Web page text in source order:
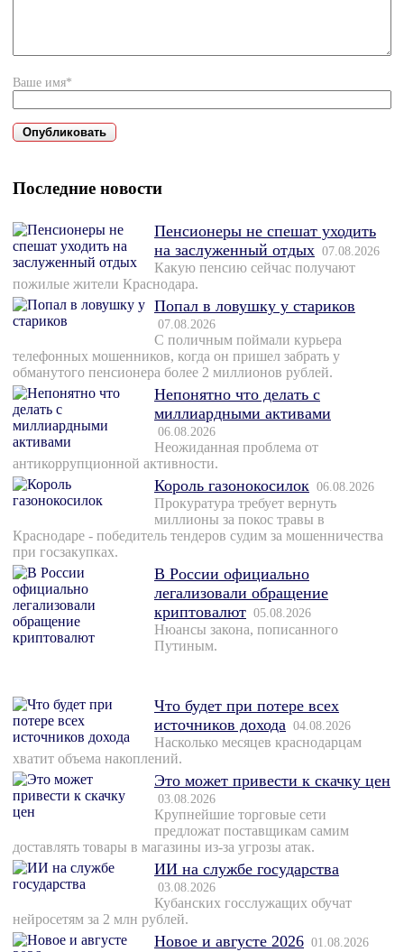
Ваше имя*
Последние новости
Пенсионеры не спешат уходить
на заслуженный отдых 07.08.2026
Какую пенсию сейчас получают
пожилые жители Краснодара.
Попал в ловушку у стариков
07.08.2026
С поличным поймали курьера
телефонных мошенников, когда он пришел забрать у
обманутого пенсионера более 2 миллионов рублей.
Непонятно что делать с
миллиардными активами
06.08.2026
Неожиданная проблема от
антикоррупционной активности.
Король газонокосилок 06.08.2026
Прокуратура требует вернуть
миллионы за покос травы в
Краснодаре - победитель тендеров судим за мошенничества
при госзакупках.
В России официально
легализовали обращение
криптовалют 05.08.2026
Нюансы закона, пописанного
Путиным.
Что будет при потере всех
источников дохода 04.08.2026
Насколько месяцев краснодарцам
хватит объема накоплений.
Это может привести к скачку цен
03.08.2026
Крупнейшие торговые сети
предложат поставщикам самим
доставлять товары в магазины из-за угрозы атак.
ИИ на службе государства
03.08.2026
Кубанских госслужащих обучат
нейросетям за 2 млн рублей.
Новое и августе 2026 01.08.2026